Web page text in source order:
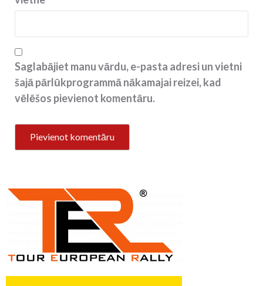
Saglabājiet manu vārdu, e-pasta adresi un vietni
šajā pārlūkprogrammā nākamajai reizei, kad
vēlēšos pievienot komentāru.